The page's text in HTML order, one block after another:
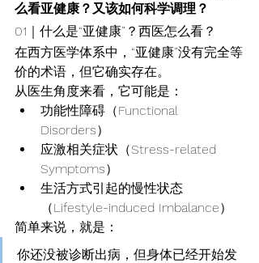
么看亚健康？又该如何科学调理？
01｜什么是“亚健康”？西医怎么看？
在西方医学体系中，“亚健康”没有完全等
价的术语，但它确实存在。
从医生角度来看，它可能是：
功能性障碍（Functional
Disorders）
应激相关症状（Stress-related
Symptoms）
生活方式引起的慢性状态
（Lifestyle-induced Imbalance）
简单来说，就是：
你还没被诊断出病，但身体已经开始发